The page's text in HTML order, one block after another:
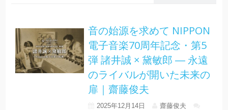
音の始源を求めて NIPPON
電子音楽70周年記念・第5
弾 諸井誠 × 黛敏郎 ― 永遠
のライバルが開いた未来の
扉｜齋藤俊夫
2025年12月14日
齋藤俊夫